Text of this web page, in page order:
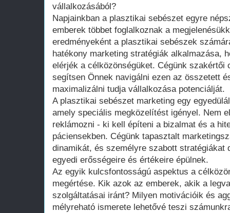
vállalkozásából?
Napjainkban a plasztikai sebészet egyre
emberek többet foglalkoznak a
eredményeként a plasztikai sebészek
hatékony marketing stratégiák alkalmazása,
elérjék a célközönségüket. Cégünk szakértői
segítsen Önnek navigálni ezen az összetett
maximalizálni tudja vállalkozása potenciálját.
A plasztikai sebészet marketing egy
amely speciális megközelítést igényel. Nem
reklámozni - ki kell építeni a bizalmat és a
páciensekben. Cégünk tapasztalt
dinamikát, és személyre szabott stratégiákat
egyedi erősségeire és értékeire épülnek.
Az egyik kulcsfontosságú aspektus a
megértése. Kik azok az emberek, akik a
szolgáltatásai iránt? Milyen motivációik és
mélyreható ismerete lehetővé teszi